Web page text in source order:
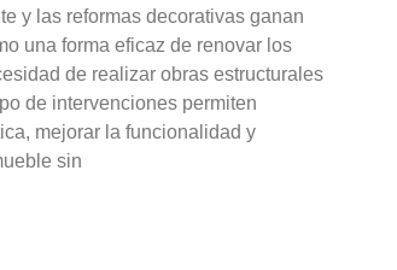
y las reformas decorativas ganan
una forma eficaz de renovar los
de realizar obras estructurales
de intervenciones permiten
mejorar la funcionalidad y
sin